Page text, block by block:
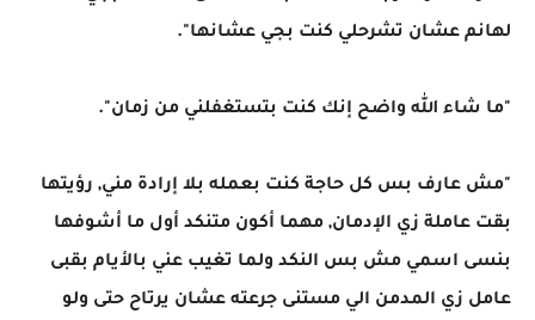
لهانم عشان تشرحلي كنت بجي عشانها".
"ما شاء الله واضح إنك كنت بتستغفلني من زمان".
"مش عارف بس كل حاجة كنت بعمله بلا إرادة مني, رؤيتها
بقت عاملة زي الإدمان, مهما أكون متنكد أول ما أشوفها
بنسى اسمي مش بس النكد ولما تغيب عني بالأيام بقبى
عامل زي المدمن الي مستنى جرعته عشان يرتاح حتى ولو